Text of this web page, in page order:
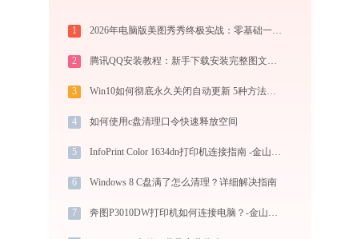
1 2026年电脑版美图秀秀终极实战：零基础一键抠图与电商商品批量出图技巧
2 腾讯QQ安装教程：新手下载安装完整图文指南
3 Win10如何彻底永久关闭自动更新 5种方法教你永久关闭win10自动更新
4 如何使用c盘清理口令快速释放空间
5 InfoPrint Color 1634dn打印机连接指南 -金山毒霸
6 Windows 8 C盘满了怎么清理？详细解决指南
7 奔图P3010DW打印机如何连接电脑？-金山毒霸